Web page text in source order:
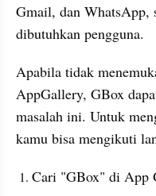
Gmail, dan WhatsApp,
dibutuhkan pengguna.
Apabila tidak
AppGallery, GBox
masalah ini. Untuk
kamu bisa mengikuti
Cari "GBox" di App